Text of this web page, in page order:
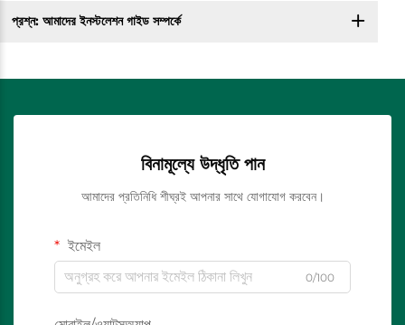
প্রশ্ন: আমাদের ইনস্টলেশন গাইড সম্পর্কে
বিনামূল্যে উদ্ধৃতি পান
আমাদের প্রতিনিধি শীঘ্রই আপনার সাথে যোগাযোগ করবেন।
ইমেইল
0/100